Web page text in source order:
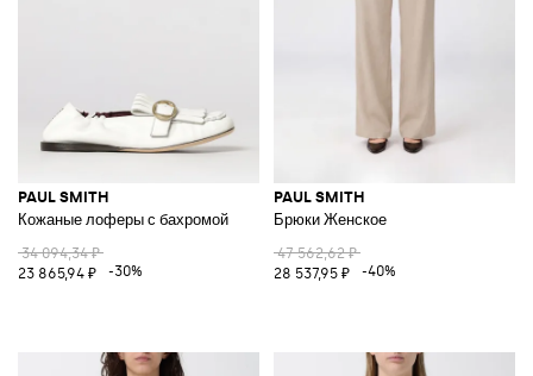
PAUL SMITH
Кожаные лоферы с бахромой
34 094,34 ₽
23 865,94 ₽
-30%
PAUL SMITH
Брюки Женское
47 562,62 ₽
28 537,95 ₽
-40%